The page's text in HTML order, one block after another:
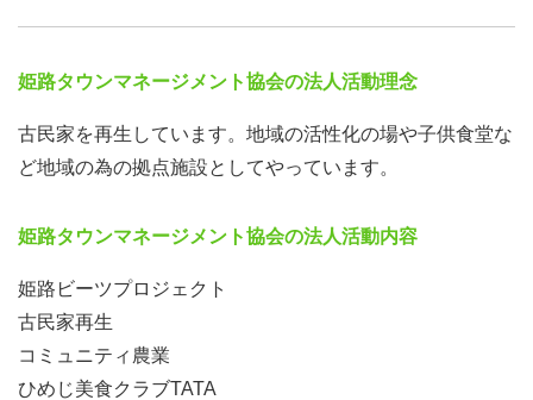
姫路タウンマネージメント協会の法人活動理念
古民家を再生しています。地域の活性化の場や子供食堂な
ど地域の為の拠点施設としてやっています。
姫路タウンマネージメント協会の法人活動内容
姫路ビーツプロジェクト
古民家再生
コミュニティ農業
ひめじ美食クラブTATA